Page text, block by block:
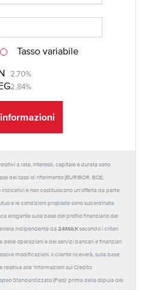
2,70%
2,84%
Tasso variabile
a rate, interessi, capitale e durata sono
dei tassi di riferimento (EURIBOR, BCE,
indicativi e non costituiscono un'offerta da parte
e le condizioni proposte sono subordinate
erogante sulla base del profilo finanziario del
indipendente da 24MAX secondo i criteri
operazioni e dei servizi bancari e finanziari
modificazioni. Il cliente riceverà, sulla base
alle 'Informazioni sul Credito
Standardizzato (Pies)' prima della stipula del